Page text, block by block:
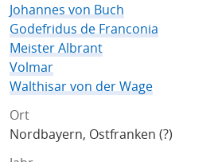
Johannes von Buch
Godefridus de Franconia
Meister Albrant
Volmar
Walthisar von der Wage
Ort
Nordbayern, Ostfranken (?)